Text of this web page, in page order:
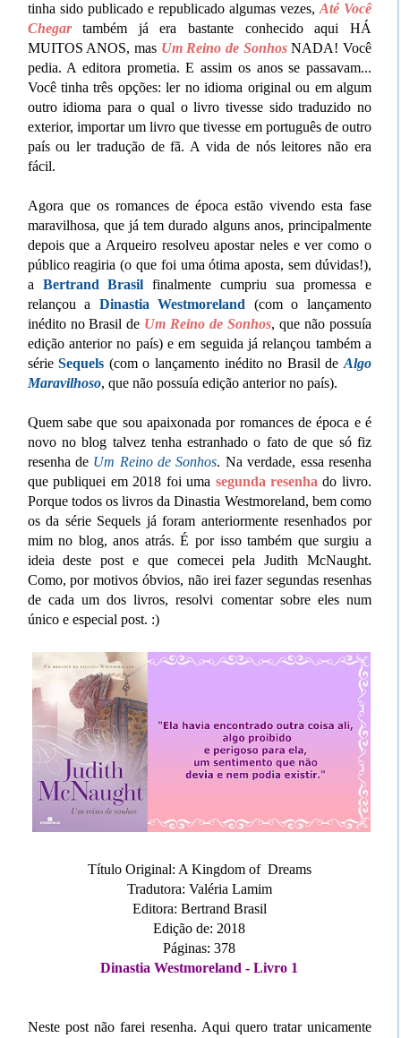
tinha sido publicado e republicado algumas vezes, Até Você
Chegartambém já era bastante conhecido aqui HÁ
MUITOS ANOS, mas Um Reino de SonhosNADA! Você
pedia. A editora prometia. E assim os anos se passavam...
Você tinha três opções: ler no idioma original ou em algum
outro idioma para o qual o livro tivesse sido traduzido no
exterior, importar um livro que tivesse em português de outro
país ou ler tradução de fã. A vida de nós leitores não era
fácil.
Agora que os romances de época estão vivendo esta fase
maravilhosa, que já tem durado alguns anos, principalmente
depois que a Arqueiro resolveu apostar neles e ver como o
público reagiria (o que foi uma ótima aposta, sem dúvidas!),
a Bertrand Brasilfinalmente cumpriu sua promessa e
relançou a Dinastia Westmoreland (com o lançamento
inédito no Brasil de Um Reino de Sonhos, que não possuía
edição anterior no país) e em seguida já relançou também a
sérieSequels (com o lançamento inédito no Brasil de Algo
Maravilhoso, que não possuía edição anterior no país).
Quem sabe que sou apaixonada por romances de época e é
novo no blog talvez tenha estranhado o fato de que só fiz
resenha de Um Reino de Sonhos. Na verdade, essa resenha
que publiquei em 2018 foi uma segunda resenha do livro.
Porque todos os livros da Dinastia Westmoreland, bem como
os da série Sequels já foram anteriormente resenhados por
mim no blog, anos atrás. É por isso também que surgiu a
ideia deste post e que comecei pela Judith McNaught.
Como, por motivos óbvios, não irei fazer segundas resenhas
de cada um dos livros, resolvi comentar sobre eles num
único e especial post. :)
Título Original: A Kingdom of Dreams
Tradutora: Valéria Lamim
Editora: Bertrand Brasil
Edição de: 2018
Páginas: 378
Dinastia Westmoreland - Livro 1
Neste post não farei resenha. Aqui quero tratar unicamente